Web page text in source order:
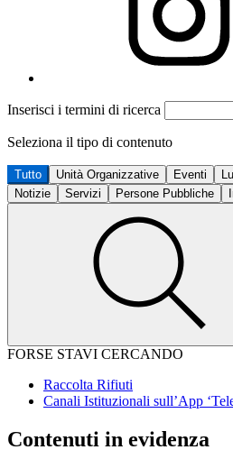
Inserisci i termini di ricerca
Seleziona il tipo di contenuto
Tutto Unità Organizzative Eventi
Notizie
Servizi Persone Pubbliche
FORSE STAVI CERCANDO
Raccolta Rifiuti
Canali Istituzionali sull’App
Contenuti in evidenza